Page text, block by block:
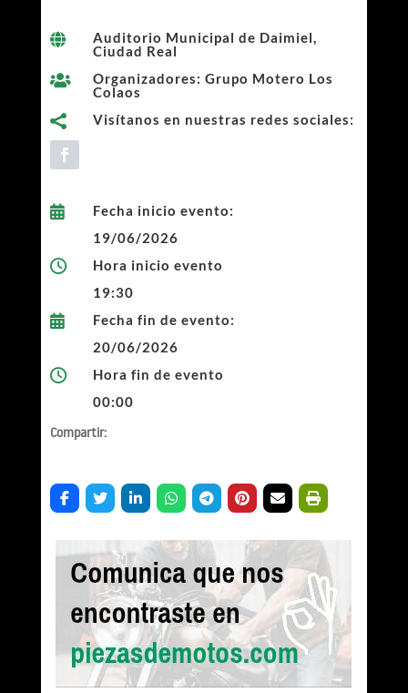

Auditorio Municipal de Daimiel,
Ciudad Real

Organizadores: Grupo Motero Los
Colaos

Visítanos en nuestras redes sociales:

Fecha inicio evento:
19/06/2026

Hora inicio evento
19:30

Fecha fin de evento:
20/06/2026

Hora fin de evento
00:00
Compartir: